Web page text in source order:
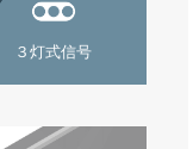
３灯式信号